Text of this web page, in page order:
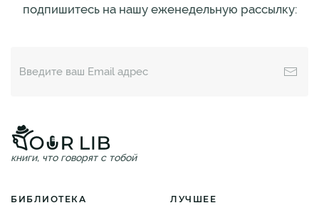
подпишитесь на нашу еженедельную рассылку:
книги, что говорят с тобой
БИБЛИОТЕКА ЛУЧШЕЕ